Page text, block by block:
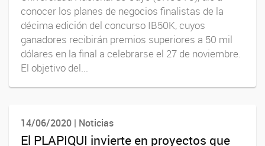
conocer los planes de negocios finalistas de la
décima edición del concurso IB50K, cuyos
ganadores recibirán premios superiores a 50 mil
dólares en la final a celebrarse el 27 de noviembre.
El objetivo del...
14/06/2020 | Noticias
El PLAPIQUI invierte en proyectos que